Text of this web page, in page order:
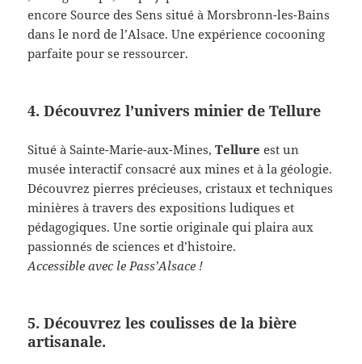
encore Source des Sens situé à Morsbronn-les-Bains
dans le nord de l’Alsace. Une expérience cocooning
parfaite pour se ressourcer.
4. Découvrez l’univers minier de Tellure
Situé à Sainte-Marie-aux-Mines,Tellure est un
musée interactif consacré aux mines et à la géologie.
Découvrez pierres précieuses, cristaux et techniques
minières à travers des expositions ludiques et
pédagogiques. Une sortie originale qui plaira aux
passionnés de sciences et d’histoire.
Accessible avec le Pass’Alsace !
5. Découvrez les coulisses de la bière
artisanale.